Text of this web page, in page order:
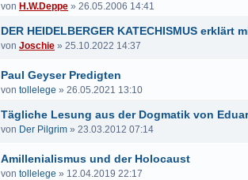
von H.W.Deppe » 26.05.2006 14:41
DER HEIDELBERGER KATECHISMUS erklärt
von Joschie » 25.10.2022 14:37
Paul Geyser Predigten
von tollelege » 26.05.2021 13:10
Tägliche Lesung aus der Dogmatik von
von Der Pilgrim » 23.03.2012 07:14
Amillenialismus und der Holocaust
von tollelege » 12.04.2019 22:17